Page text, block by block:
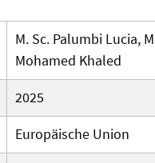
M. Sc. Palumbi Lucia,
Mohamed Khaled
2025
Europäische Union